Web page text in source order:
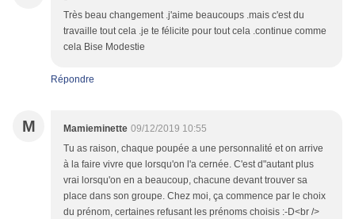
Très beau changement .j'aime beaucoups .mais c'est du
travaille tout cela .je te félicite pour tout cela .continue comme
cela Bise Modestie
Répondre
M Mamieminette 09/12/2019 10:55
Tu as raison, chaque poupée a une personnalité et on arrive
à la faire vivre que lorsqu'on l'a cernée. C'est d"autant plus
vrai lorsqu'on en a beaucoup, chacune devant trouver sa
place dans son groupe. Chez moi, ça commence par le choix
du prénom, certaines refusant les prénoms choisis :-D<br />